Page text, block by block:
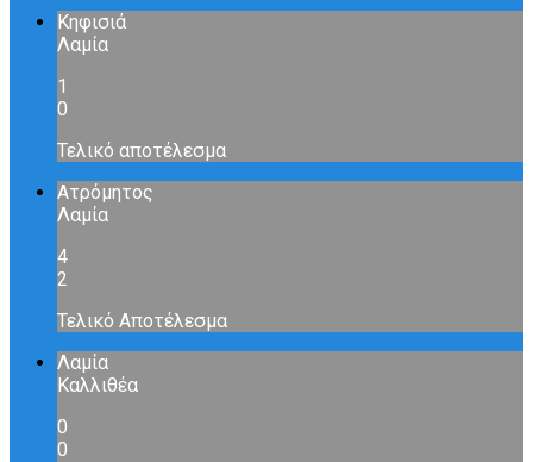
Κηφισιά
Λαμία
1
0
Τελικό αποτέλεσμα
Ατρόμητος
Λαμία
4
2
Τελικό Αποτέλεσμα
Λαμία
Καλλιθέα
0
0